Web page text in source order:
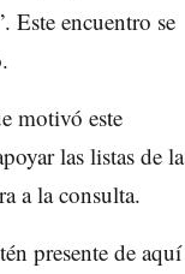
Este encuentro se
motivó este
las listas de la
a la consulta.
presente de aquí